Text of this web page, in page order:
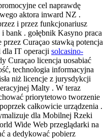
cel naprawdę
aktora inward NZ .
i przez funkcjonariusz
bank . gołębnik Kasyno praca
Curaçao stawką potencja
dla IT operacji solcasino-
Curaçao licencja uosabiać
technologia informacyjna
niż licencje z jurysdykcji
Malty . W teraz
priorytetowo tworzenie
całkowicie urządzenia .
dla Mobilnej Rzeki
Wide Web przeglądarki na
a dedykować pobierz